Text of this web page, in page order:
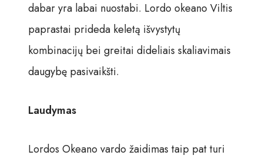
dabar yra labai nuostabi. Lordo okeano Viltis
paprastai prideda keletą išvystytų
kombinacijų bei greitai dideliais skaliavimais
daugybę pasivaikšti.
Laudymas
Lordos Okeano vardo žaidimas taip pat turi